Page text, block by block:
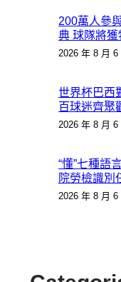
200萬人參
典 球隊將
2026 年 8 月 6
世界杯巴西
百球迷齊聚
2026 年 8 月 6
“懂”七種語
院勞檢識別
2026 年 8 月 6